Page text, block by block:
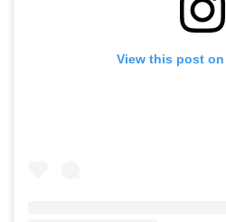
View this post